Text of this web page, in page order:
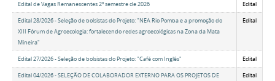
Edital de Vagas Remanescentes 2º semestre de 2026 Edital
Edital 28/2026 - Seleção de bolsistas do Projeto: "NEA Rio Pomba e a promoção do
XIII Fórum de Agroecologia: fortalecendo redes agroecológicas na Zona da Mata
Mineira"
Edital
Edital 27/2026 - Seleção de bolsistas do Projeto: "Café com Inglês" Edital
Edital 04/2026 - SELEÇÃO DE COLABORADOR EXTERNO PARA OS PROJETOS DE
Edital